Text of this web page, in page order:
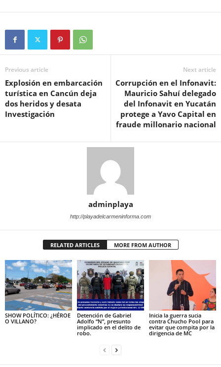
Previous article
Explosión en embarcación
turística en Cancún deja
dos heridos y desata
Investigación
Next article
Corrupción en el Infonavit:
Mauricio Sahuí delegado
del Infonavit en Yucatán
protege a Yavo Capital en
fraude millonario nacional
adminplaya
http://playadelcarmeninforma.com
RELATED ARTICLES MORE FROM AUTHOR
SHOW POLÍTICO: ¿HÉROE
O VILLANO?
Detención de Gabriel
Adolfo “N”, presunto
implicado en el delito de
robo.
Inicia la guerra sucia
contra Chucho Pool para
evitar que compita por la
dirigencia de MC